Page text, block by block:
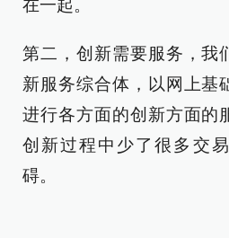
在一起。
第二，创新需要服务，我
新服务综合体，以网上基
进行各方面的创新方面的
创新过程中少了很多交
碍。